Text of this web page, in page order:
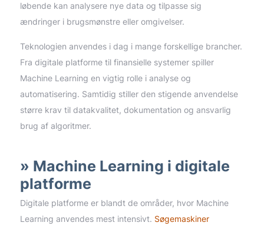
løbende kan analysere nye data og tilpasse sig
ændringer i brugsmønstre eller omgivelser.
Teknologien anvendes i dag i mange forskellige brancher.
Fra digitale platforme til finansielle systemer spiller
Machine Learning en vigtig rolle i analyse og
automatisering. Samtidig stiller den stigende anvendelse
større krav til datakvalitet, dokumentation og ansvarlig
brug af algoritmer.
Machine Learning i digitale
platforme
Digitale platforme er blandt de områder, hvor Machine
Learning anvendes mest intensivt. Søgemaskiner